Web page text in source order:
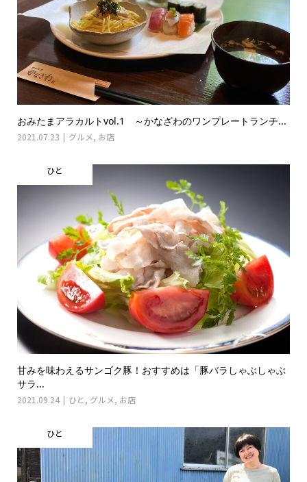
おみたまアラカルトvol.1 ～かなざわのワンプレートランチ...
2021.07.23 グルメ, お店
ひと
甘みを味わえるサンゴク豚！おすすめは「豚バラしゃぶしゃぶ
サラ...
2021.09.24 ひと , グルメ, お店
ひと